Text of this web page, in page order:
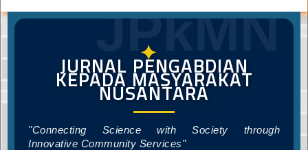
JPkMN
✦
JURNAL PENGABDIAN
KEPADA MASYARAKAT
NUSANTARA
"Connecting Science with Society through
Innovative Community Services"